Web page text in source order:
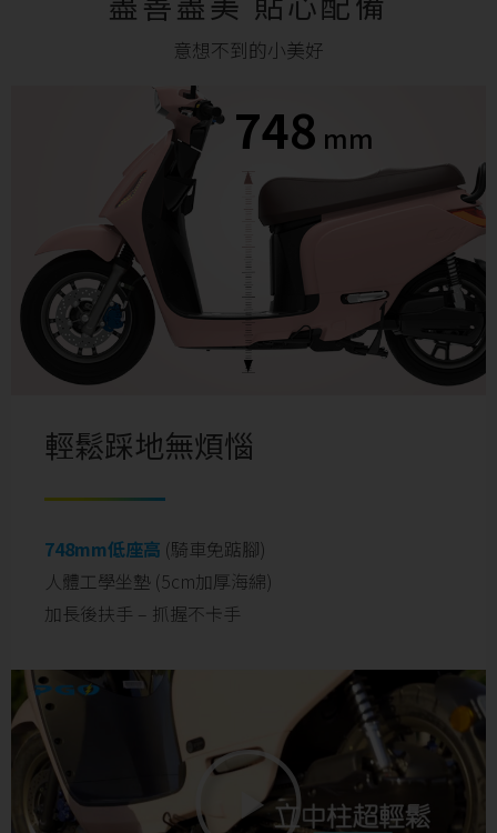
意想不到的小美好
748 mm
輕鬆踩地無煩惱
748mm低座高 (騎車免踮腳)
人體工學坐墊 (5cm加厚海綿)
加長後扶⼿ – 抓握不卡手